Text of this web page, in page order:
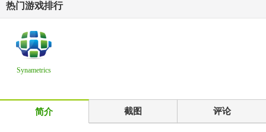
热门游戏排行
Synametrics
简介 截图 评论